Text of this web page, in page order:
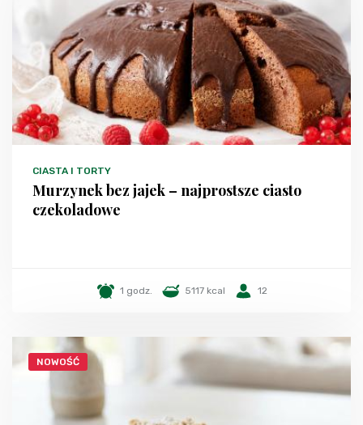
CIASTA I TORTY
Murzynek bez jajek – najprostsze ciasto
czekoladowe
1 godz. 5117 kcal 12
NOWOŚĆ